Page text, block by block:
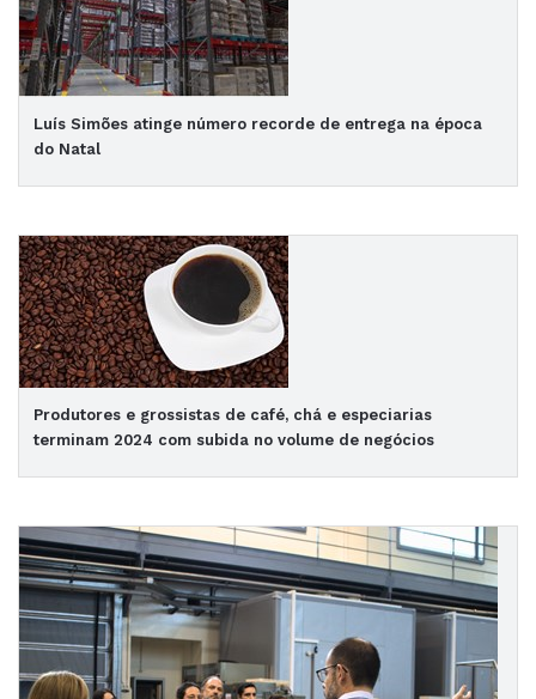
Luís Simões atinge número recorde de entrega na época
do Natal
Produtores e grossistas de café, chá e especiarias
terminam 2024 com subida no volume de negócios